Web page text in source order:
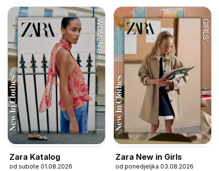
Zara Katalog
od subote 01.08.2026
Zara New in Girls
od ponedjeljka 03.08.2026